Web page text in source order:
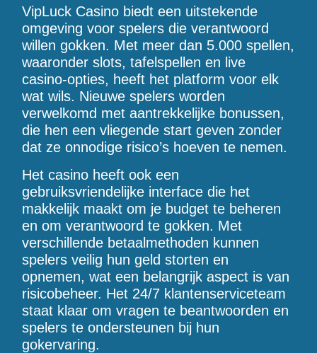
VipLuck Casino biedt een uitstekende
omgeving voor spelers die verantwoord
willen gokken. Met meer dan 5.000 spellen,
waaronder slots, tafelspellen en live
casino-opties, heeft het platform voor elk
wat wils. Nieuwe spelers worden
verwelkomd met aantrekkelijke bonussen,
die hen een vliegende start geven zonder
dat ze onnodige risico’s hoeven te nemen.
Het casino heeft ook een
gebruiksvriendelijke interface die het
makkelijk maakt om je budget te beheren
en om verantwoord te gokken. Met
verschillende betaalmethoden kunnen
spelers veilig hun geld storten en
opnemen, wat een belangrijk aspect is van
risicobeheer. Het 24/7 klantenserviceteam
staat klaar om vragen te beantwoorden en
spelers te ondersteunen bij hun
gokervaring.